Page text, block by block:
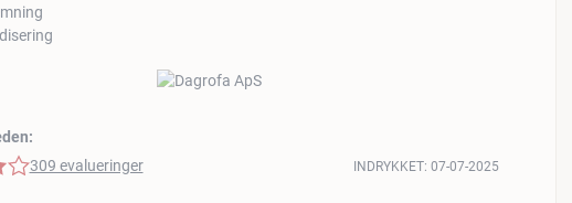
309 evalueringer INDRYKKET: 07-07-2025